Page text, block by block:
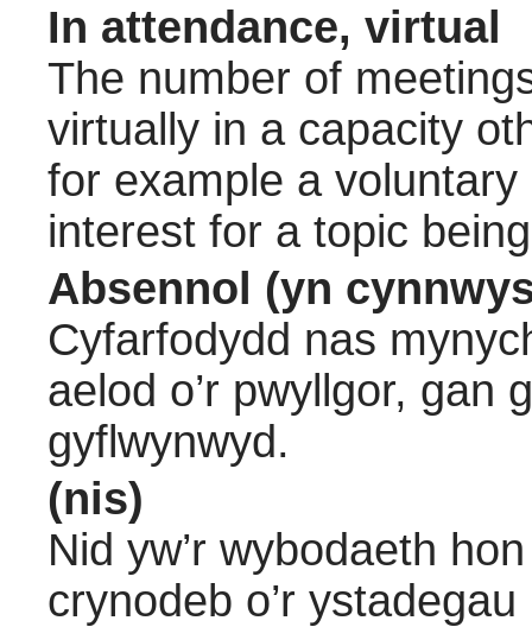
In attendance, virtual
The number of
virtually in a capacity
for example a
interest for a topic
Absennol (yn
Cyfarfodydd nas
aelod o’r pwyllgor, gan
gyflwynwyd.
(nis)
Nid yw’r wybodaeth
crynodeb o’r